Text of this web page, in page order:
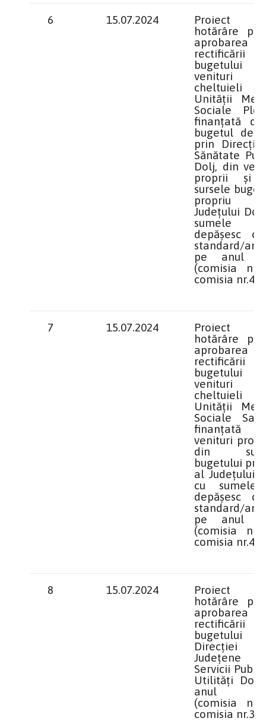
6 15.07.2024
Proiect
hotărâre
aprobarea
rectificării
bugetului
venituri
cheltuieli
Unităţii
Sociale
finanţată
bugetul de
prin
Sănătate
Dolj, din
proprii şi
sursele
propriu
Județului
sumele
depăşesc
standard/an/
pe anul
(comisia
comisia nr.4)
7 15.07.2024
Proiect
hotărâre
aprobarea
rectificării
bugetului
venituri
cheltuieli
Unităţii
Sociale
finanţată
venituri
din
bugetului
al Județului
cu sumele
depăşesc
standard/an/
pe anul
(comisia
comisia nr.4)
8 15.07.2024
Proiect
hotărâre
aprobarea
rectificării
bugetului
Direcției
Județene
Servicii
Utilități
anul
(comisia
comisia nr.3)